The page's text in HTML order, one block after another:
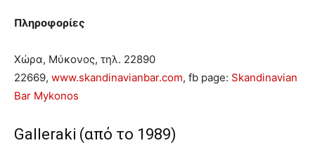
Πληροφορίες
Χώρα, Μύκονος, τηλ. 22890
22669, www.skandinavianbar.com, fb page: Skandinavian
Bar Mykonos
Galleraki (από το 1989)